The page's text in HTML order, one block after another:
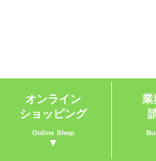
オンライン
ショッピング
Online Shop
▼
業